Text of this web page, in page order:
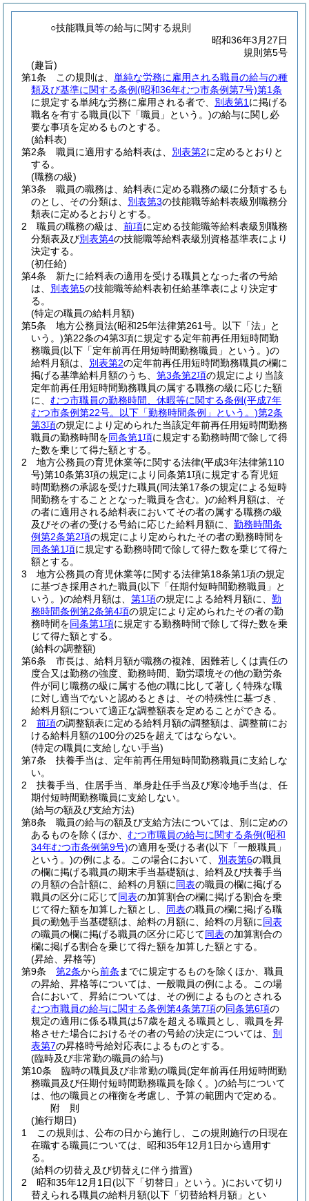
○技能職員等の給与に関する規則
昭和36年3月27日
規則第5号
(趣旨)
第1条
この規則は、 単純な労務に雇用される職員の給与の種
類及び基準に関する条例(昭和36年むつ市条例第7号)第1条
に規定する単純な労務に雇用される者で、 別表第1 に掲げる
職名を有する職員(以下「職員」という。)の給与に関し必
要な事項を定めるものとする。
(給料表)
第2条
職員に適用する給料表は、 別表第2に定めるとおりと
する。
(職務の級)
第3条
職員の職務は、給料表に定める職務の級に分類するも
のとし、その分類は、 別表第3の技能職等給料表級別職務分
類表に定めるとおりとする。
2
職員の職務の級は、 前項に定める技能職等給料表級別職務
分類表及び別表第4の技能職等給料表級別資格基準表により
決定する。
(初任給)
第4条
新たに給料表の適用を受ける職員となった者の号給
は、 別表第5の技能職等給料表初任給基準表により決定す
る。
(特定の職員の給料月額)
第5条
地方公務員法(昭和25年法律第261号。以下「法」と
いう。)第22条の4第3項に規定する定年前再任用短時間勤
務職員(以下「定年前再任用短時間勤務職員」という。)の
給料月額は、 別表第2の定年前再任用短時間勤務職員の欄に
掲げる基準給料月額のうち、 第3条第2項の規定により当該
定年前再任用短時間勤務職員の属する職務の級に応じた額
に、 むつ市職員の勤務時間、休暇等に関する条例(平成7年
むつ市条例第22号。以下「勤務時間条例」という。)第2条
第3項の規定により定められた当該定年前再任用短時間勤務
職員の勤務時間を同条第1項に規定する勤務時間で除して得
た数を乗じて得た額とする。
2
地方公務員の育児休業等に関する法律(平成3年法律第110
号)第10条第3項の規定により同条第1項に規定する育児短
時間勤務の承認を受けた職員(同法第17条の規定による短時
間勤務をすることとなった職員を含む。)の給料月額は、そ
の者に適用される給料表においてその者の属する職務の級
及びその者の受ける号給に応じた給料月額に、 勤務時間条
例第2条第2項の規定により定められたその者の勤務時間を
同条第1項に規定する勤務時間で除して得た数を乗じて得た
額とする。
3
地方公務員の育児休業等に関する法律第18条第1項の規定
に基づき採用された職員(以下「任期付短時間勤務職員」と
いう。)の給料月額は、 第1項の規定による給料月額に、 勤
務時間条例第2条第4項の規定により定められたその者の勤
務時間を同条第1項に規定する勤務時間で除して得た数を乗
じて得た額とする。
(給料の調整額)
第6条
市長は、給料月額が職務の複雑、困難若しくは責任の
度合又は勤務の強度、勤務時間、勤労環境その他の勤労条
件が同じ職務の級に属する他の職に比して著しく特殊な職
に対し適当でないと認めるときは、その特殊性に基づき、
給料月額について適正な調整額表を定めることができる。
2
前項の調整額表に定める給料月額の調整額は、調整前にお
ける給料月額の100分の25を超えてはならない。
(特定の職員に支給しない手当)
第7条
扶養手当は、定年前再任用短時間勤務職員に支給しな
い。
2
扶養手当、住居手当、単身赴任手当及び寒冷地手当は、任
期付短時間勤務職員に支給しない。
(給与の額及び支給方法)
第8条
職員の給与の額及び支給方法については、別に定めの
あるものを除くほか、 むつ市職員の給与に関する条例(昭和
34年むつ市条例第9号)の適用を受ける者(以下「一般職員」
という。)の例による。 この場合において、 別表第6の職員
の欄に掲げる職員の期末手当基礎額は、給料及び扶養手当
の月額の合計額に、給料の月額に同表の職員の欄に掲げる
職員の区分に応じて同表の加算割合の欄に掲げる割合を乗
じて得た額を加算した額とし、 同表の職員の欄に掲げる職
員の勤勉手当基礎額は、給料の月額に、給料の月額に同表
の職員の欄に掲げる職員の区分に応じて同表の加算割合の
欄に掲げる割合を乗じて得た額を加算した額とする。
(昇給、昇格等)
第9条
第2条から前条 までに規定するものを除くほか、職員
の昇給、昇格等については、一般職員の例による。
この場
合において、昇給については、その例によるものとされる
むつ市職員の給与に関する条例第4条第7項の同条第6項の
規定の適用に係る職員は57歳を超える職員とし、職員を昇
格させた場合におけるその者の号給の決定については、 別
表第7の昇格時号給対応表によるものとする。
(臨時及び非常勤の職員の給与)
第10条
臨時の職員及び非常勤の職員(定年前再任用短時間勤
務職員及び任期付短時間勤務職員を除く。)の給与について
は、他の職員との権衡を考慮し、予算の範囲内で定める。
附 則
(施行期日)
1
この規則は、公布の日から施行し、この規則施行の日現在
在職する職員については、昭和35年12月1日から適用す
る。
(給料の切替え及び切替えに伴う措置)
2
昭和35年12月1日(以下「切替日」という。)において切り
替えられる職員の給料月額(以下「切替給料月額」とい